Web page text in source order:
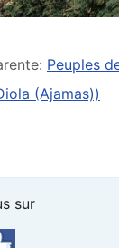
Peuples
(Ajamas))
sur